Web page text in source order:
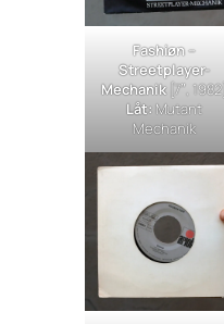
Fashiøn –
Streetplayer-
Mechanik[7″, 1982]
Låt:Mutant
Mechanik